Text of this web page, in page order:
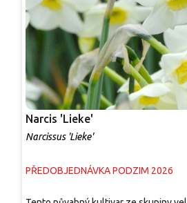
Narcis 'Lieke'
Narcissus 'Lieke'
PŘEDOBJEDNÁVKA PODZIM 2026